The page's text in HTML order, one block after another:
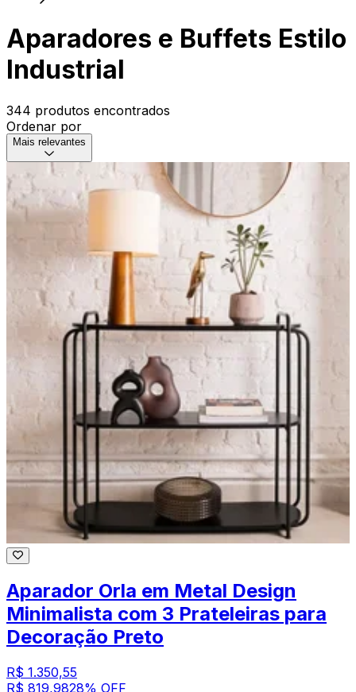
Aparadores e Buffets Estilo
Industrial
344 produtos encontrados
Ordenar por
Mais relevantes
Aparador Orla em Metal Design
Minimalista com 3 Prateleiras para
Decoração Preto
R$ 1.350,55
R$ 819,9828% OFF